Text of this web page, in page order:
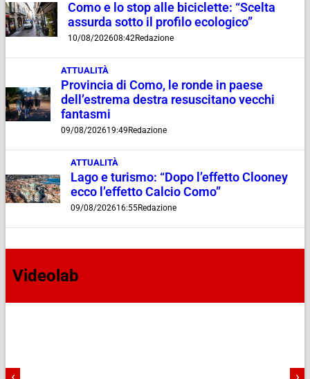
Como e lo stop alle biciclette: “Scelta
assurda sotto il profilo ecologico”
10/08/202608:42Redazione
ATTUALITÀ
Provincia di Como, le ronde in paese
dell’estrema destra resuscitano vecchi
fantasmi
09/08/202619:49 Redazione
ATTUALITÀ
Lago e turismo: “Dopo l’effetto Clooney
ecco l’effetto Calcio Como”
09/08/202616:55Redazione
Videolab